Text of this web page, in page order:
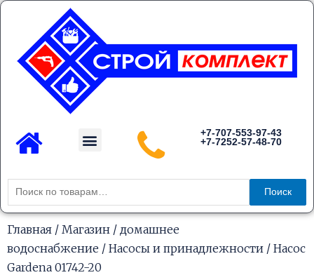
Перейти
содержимому
Menu
+7-707-553-97-43
+7-7252-57-48-70
Искать:
Поиск
Главная / Магазин / домашнее
водоснабжение / Насосы и принадлежности / Насос
Gardena 01742-20